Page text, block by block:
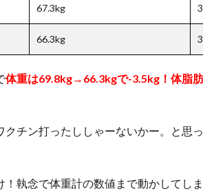
67.3kg
66.3kg
体重は69.8kg→66.3kgで-3.5kg！体脂
クチン打ったししゃーないかー。と思
！執念で体重計の数値まで動かしてし